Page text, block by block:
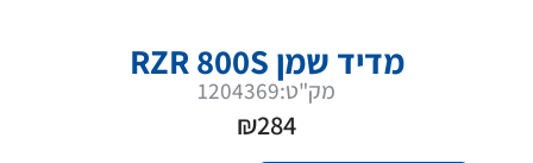
מדיד שמן RZR 800S
מק"ט:1204369
₪284